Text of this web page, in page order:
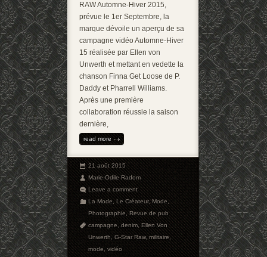
RAW Automne-Hiver 2015,
prévue le 1er Septembre, la
marque dévoile un aperçu de sa
campagne vidéo Automne-Hiver
15 réalisée par Ellen von
Unwerth et mettant en vedette la
chanson Finna Get Loose de P.
Daddy et Pharrell Williams.
Après une première
collaboration réussie la saison
dernière,
read more
21 août 2015
Marie-Odile Radom
Leave a comment
La Mode,Le Créateur,Mode,
Photographie,Revue de pub
campagne,denim,Ellen Von
Unwerth,G-Star Raw,militaire,
mode,vidéo